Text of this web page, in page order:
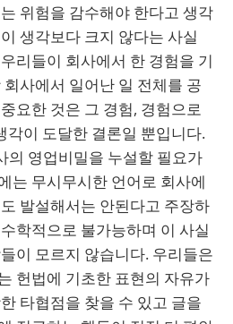
위험을 감수해야 한다고 생각
생각보다 크지 않다는 사실
리들이 회사에서 한 경험을 기
사에서 일어난 일 전체를 공
요한 것은 그 경험, 경험으로
각이 도달한 결론일 뿐입니다.
의 영업비밀을 누설할 필요가
는 무시무시한 언어로 회사에
발설해서는 안된다고 주장하
학적으로 불가능하며 이 사실
이 모르지 않습니다. 우리들은
헌법에 기초한 표현의 자유가
타협점을 찾을 수 있고 글을